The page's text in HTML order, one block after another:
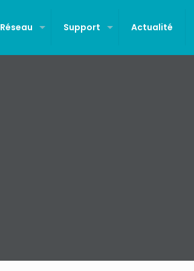
Réseau Support Actualité